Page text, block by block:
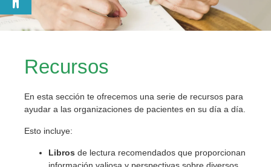
Recursos
En esta sección te ofrecemos una serie de recursos para
ayudar a las organizaciones de pacientes en su día a día.
Esto incluye:
Libros de lectura recomendados que proporcionan